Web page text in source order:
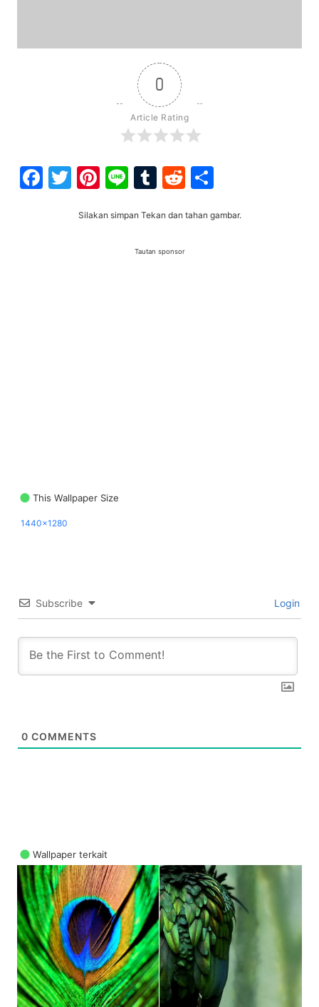
0
Article Rating
Facebook
Twitter
Pinterest
LineTumblr
Reddit
Silakan simpan Tekan dan tahan gambar.
Tautan sponsor
This Wallpaper Size
1440x1280
Subscribe Login
0 COMMENTS
Wallpaper terkait